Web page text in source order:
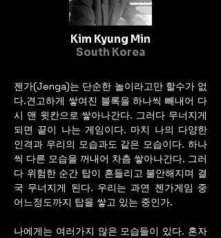
Kim Kyung Min
South Korea
젠가(Jenga)는 단순한 놀이라고만 할수가 없
다.견고하게 쌓여진 블록을 하나씩 빼내어 다
시 맨 윗칸으로 쌓아나간다. 그러다 무너지게
되면 끝이 나는 게임이다. 마치 나의 다양한
인격과 우리의 모습과도 같은 모습이다. 하나
씩 다른 모습을 꺼내어 차츰 쌓아나간다. 그러
다 위험한 순간 탑이 흔들리고 불안해지며 결
국 무너지게 된다. 우리는 과연 젠가게임 중
어느정도까지 탑을 쌓고 있는 중인가.
나에게는 여러가지 많은 모습들이 있다. 혼자